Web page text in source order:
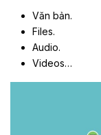
Văn bản.
Files.
Audio.
Videos…